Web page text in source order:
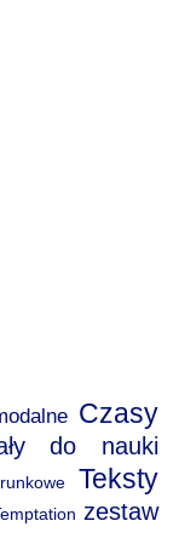
Czasy
do nauki
Teksty
zestaw